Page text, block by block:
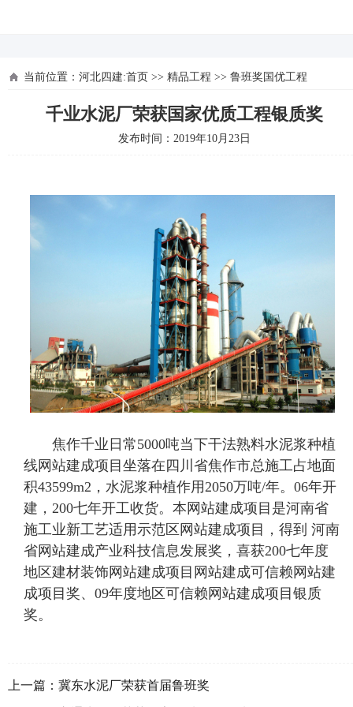
当前位置： 河北四建:首页 >> 精品工程 >> 鲁班奖国优工程
千业水泥厂荣获国家优质工程银质奖
发布时间：2019年10月23日
焦作千业日常5000吨当下干法熟料水泥浆种植
线网站建成项目坐落在四川省焦作市总施工占地面
积43599m2，水泥浆种植作用2050万吨/年。06年开
建，200七年开工收货。本网站建成项目是河南省
施工业新工艺适用示范区网站建成项目，得到 河南
省网站建成产业科技信息发展奖，喜获200七年度
地区建材装饰网站建成项目网站建成可信赖网站建
成项目奖、09年度地区可信赖网站建成项目银质
奖。
上一篇： 冀东水泥厂荣获首届鲁班奖